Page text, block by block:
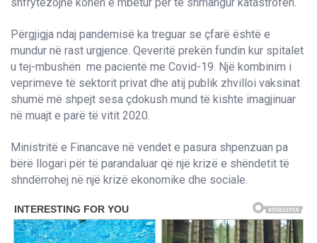
shfrytëzojnë kohën e mbetur për të shmangur katastrofën.
Përgjigja ndaj pandemisë ka treguar se çfarë është e
mundur në rast urgjence. Qeveritë prekën fundin kur spitalet
u tej-mbushën me pacientë me Covid-19. Një kombinim i
veprimeve të sektorit privat dhe atij publik zhvilloi vaksinat
shumë më shpejt sesa çdokush mund të kishte imagjinuar
në muajt e parë të vitit 2020.
Ministritë e Financave në vendet e pasura shpenzuan pa
bërë llogari për të parandaluar që një krizë e shëndetit të
shndërrohej në një krizë ekonomike dhe sociale.